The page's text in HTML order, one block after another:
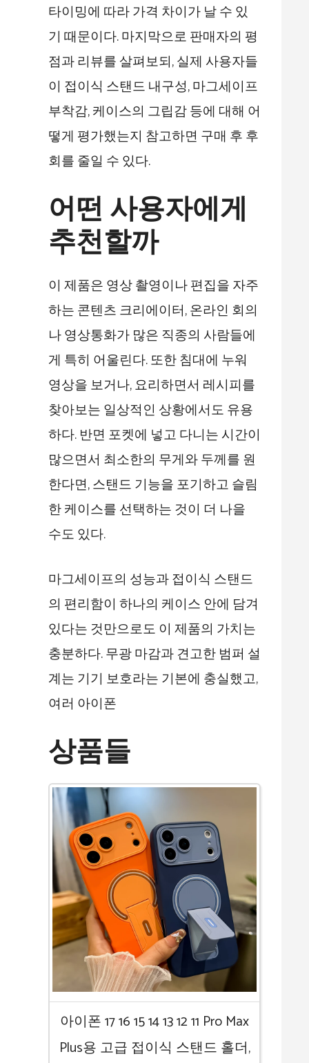
타이밍에 따라 가격 차이가 날 수 있
기 때문이다. 마지막으로 판매자의 평
점과 리뷰를 살펴보되, 실제 사용자들
이 접이식 스탠드 내구성, 마그세이프
부착감, 케이스의 그립감 등에 대해 어
떻게 평가했는지 참고하면 구매 후 후
회를 줄일 수 있다.
어떤 사용자에게
추천할까
이 제품은 영상 촬영이나 편집을 자주
하는 콘텐츠 크리에이터, 온라인 회의
나 영상통화가 많은 직종의 사람들에
게 특히 어울린다. 또한 침대에 누워
영상을 보거나, 요리하면서 레시피를
찾아보는 일상적인 상황에서도 유용
하다. 반면 포켓에 넣고 다니는 시간이
많으면서 최소한의 무게와 두께를 원
한다면, 스탠드 기능을 포기하고 슬림
한 케이스를 선택하는 것이 더 나을
수도 있다.
마그세이프의 성능과 접이식 스탠드
의 편리함이 하나의 케이스 안에 담겨
있다는 것만으로도 이 제품의 가치는
충분하다. 무광 마감과 견고한 범퍼 설
계는 기기 보호라는 기본에 충실했고,
여러 아이폰
상품들
아이폰 17 16 15 14 13 12 11 Pro Max
Plus용 고급 접이식 스탠드 홀더,